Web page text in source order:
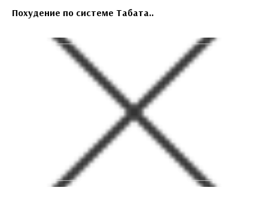
Похудение по системе Табата..